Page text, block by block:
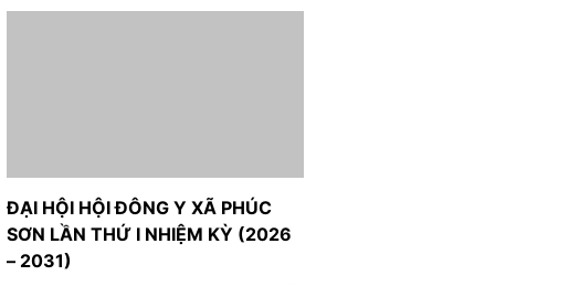
ĐẠI HỘI HỘI ĐÔNG Y XÃ PHÚC
SƠN LẦN THỨ I NHIỆM KỲ (2026
– 2031)